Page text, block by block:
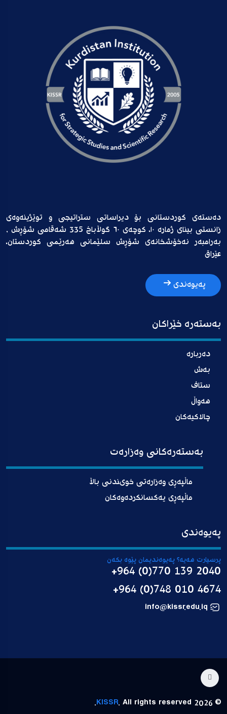
دەستەی کوردستانی بۆ دیراساتی ستراتیجی و توێژینەوەی
زانستی بینای ژمارە ١٠، کوچەی ٦٠ گوڵاباخ 335 شەقامی شۆڕش ,
بەرامبەر نەخۆشخانەی شۆڕش سلێمانی هەرێمی کوردستان،
عێراق
پەیوەندی
بەستەرە خێراکان
دەربارە
بەش
ستاف
هەواڵ
چالاکیەکان
بەستەرەکانی وەزارەت
ماڵپەڕی وەزارەتی خوىندنی باڵا
ماڵپەڕی یەکسانکردەوەکان
پەیوەندی
پرسیارت هەیە؟ پەیوەندیمان پێوە بکەن
+964 (0)770 139 2040
+964 (0)748 010 4674
info@kissr.edu.iq
© 2026
KISSR. All rights reserved.